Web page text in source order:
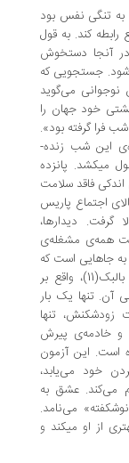
نفس بود
به قول
دستخوش
که
می­‌گوید
جهان را
بود».
شب زنده‌­
پانزده
سلامت
پاریس
دیدارها،
مشغله‌­ی
است که
شبیه به آن است؛ مانند شهر کوچک کومبره(10) یا بالبک(11)، واقع بر
یک بار
تنها
پیرش
آزمون
می‌­یابد،
عشق به
می‌­نامد.
او می­کند و